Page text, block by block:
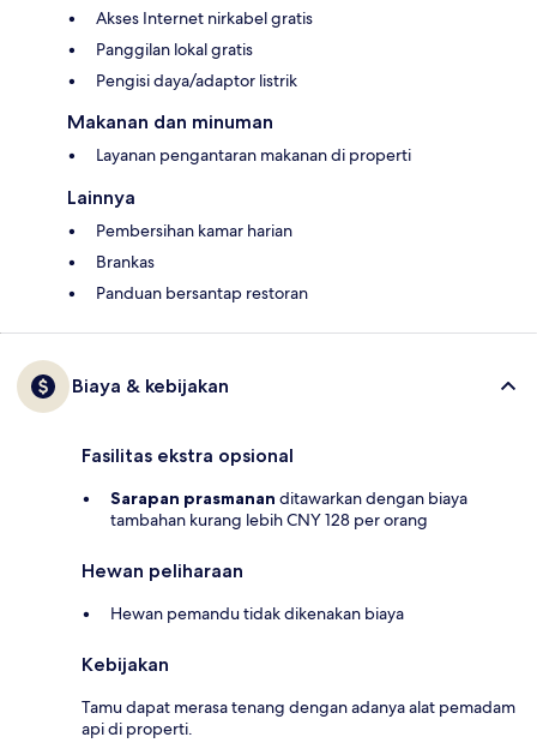
Akses Internet nirkabel gratis
Panggilan lokal gratis
Pengisi daya/adaptor listrik
Makanan dan minuman
Layanan pengantaran makanan di properti
Lainnya
Pembersihan kamar harian
Brankas
Panduan bersantap restoran
Biaya & kebijakan
Fasilitas ekstra opsional
Sarapan prasmanan ditawarkan dengan biaya
tambahan kurang lebih CNY 128 per orang
Hewan peliharaan
Hewan pemandu tidak dikenakan biaya
Kebijakan
Tamu dapat merasa tenang dengan adanya alat pemadam
api di properti.